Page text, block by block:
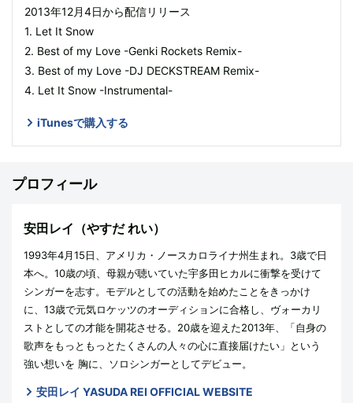
2013年12月4日から配信リリース
1. Let It Snow
2. Best of my Love -Genki Rockets Remix-
3. Best of my Love -DJ DECKSTREAM Remix-
4. Let It Snow -Instrumental-
iTunesで購入する
プロフィール
安田レイ（やすだ れい）
1993年4月15日、アメリカ・ノースカロライナ州生まれ。3歳で日
本へ。10歳の頃、母親が聴いていた宇多田ヒカルに衝撃を受けて
シンガーを志す。モデルとしての活動を始めたことをきっかけ
に、13歳で元気ロケッツのオーディションに合格し、ヴォーカリ
ストとしての才能を開花させる。20歳を迎えた2013年、「自身の
歌声をもっともっとたくさんの人々の心に直接届けたい」という
強い想いを 胸に、ソロシンガーとしてデビュー。
安田レイ YASUDA REI OFFICIAL WEBSITE